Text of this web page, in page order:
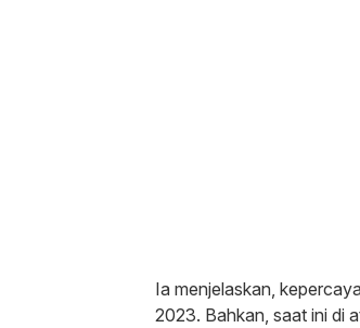
Ia menjelaskan,
2023. Bahkan, saat ini di